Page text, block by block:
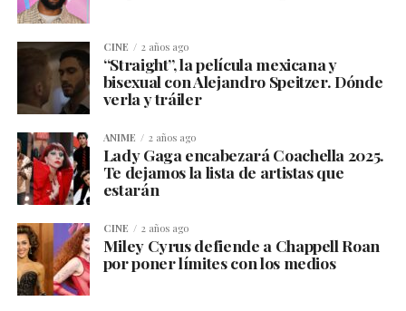
CINE 2 años ago
“Straight”, la película mexicana y
bisexual con Alejandro Speitzer. Dónde
verla y tráiler
ANIME 2 años ago
Lady Gaga encabezará Coachella 2025.
Te dejamos la lista de artistas que
estarán
CINE 2 años ago
Miley Cyrus defiende a Chappell Roan
por poner límites con los medios